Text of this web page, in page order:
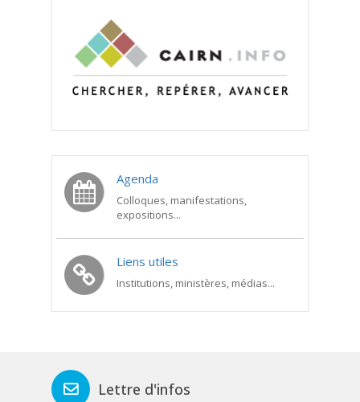
Agenda
Colloques, manifestations,
expositions...
Liens utiles
Institutions, ministères, médias...
Lettre d'infos